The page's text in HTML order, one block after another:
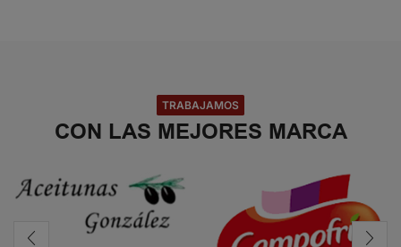
TRABAJAMOS
CON LAS MEJORES MARCA